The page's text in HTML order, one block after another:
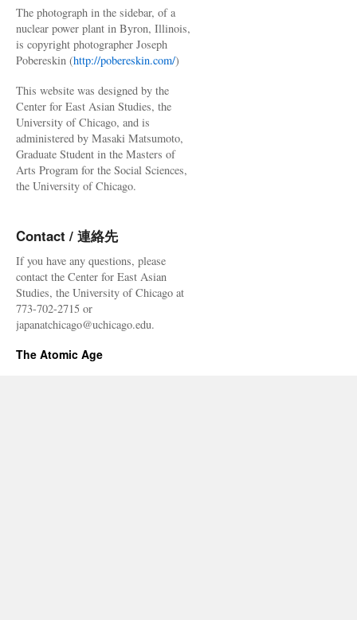
The photograph in the sidebar, of a
nuclear power plant in Byron, Illinois,
is copyright photographer Joseph
Pobereskin (http://pobereskin.com/)
This website was designed by the
Center for East Asian Studies, the
University of Chicago, and is
administered by Masaki Matsumoto,
Graduate Student in the Masters of
Arts Program for the Social Sciences,
the University of Chicago.
Contact / 連絡先
If you have any questions, please
contact the Center for East Asian
Studies, the University of Chicago at
773-702-2715 or
japanatchicago@uchicago.edu.
The Atomic Age